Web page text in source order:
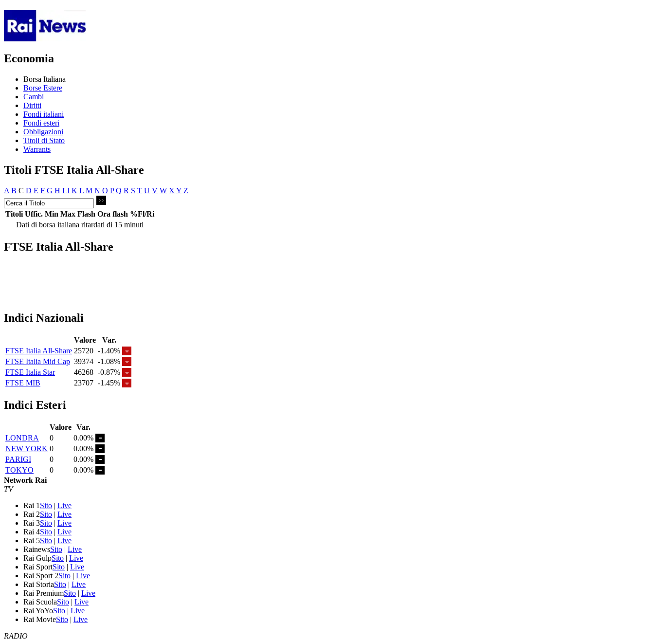
Economia
Borsa Italiana
Borse Estere
Cambi
Diritti
Fondi italiani
Fondi esteri
Obbligazioni
Titoli di Stato
Warrants
Titoli FTSE Italia All-Share
A B C D E F G H I J K L M N O P Q R S T U V W X Y Z
Titoli Uffic. Min Max Flash Ora flash %Fl/Ri
Dati di borsa italiana ritardati di 15 minuti
FTSE Italia All-Share
Indici Nazionali
Valore
Var.
FTSE Italia All-Share 25720 -1.40%
FTSE Italia Mid Cap 39374 -1.08%
FTSE Italia Star
46268 -0.87%
FTSE MIB
23707 -1.45%
Indici Esteri
Valore Var.
LONDRA
0
0.00%
NEW YORK 0
0.00%
PARIGI
0
0.00%
TOKYO
0
0.00%
Network Rai
TV
Rai 1 Sito | Live
Rai 2Sito | Live
Rai 3Sito | Live
Rai 4Sito | Live
Rai 5Sito | Live
RainewsSito | Live
Rai GulpSito | Live
Rai SportSito | Live
Rai Sport 2Sito | Live
Rai StoriaSito | Live
Rai PremiumSito | Live
Rai ScuolaSito | Live
Rai YoYoSito | Live
Rai MovieSito | Live
RADIO